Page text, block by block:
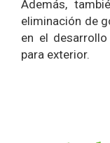
Además,
eliminación de
en el
para exterior.